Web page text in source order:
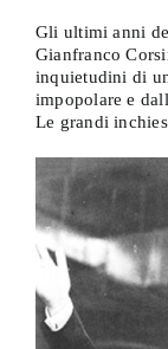
Gli ultimi anni
Gianfranco
inquietudini di
impopolare e
Le grandi